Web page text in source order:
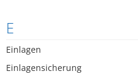
E
Einlagen
Einlagensicherung